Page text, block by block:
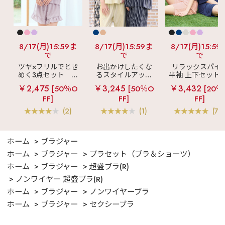
8/17(月)15:59ま
で
ツヤ×フリルでとき
めく3点セット
シ
ルキー ショートパ
ンツ 3点セット
￥2,475 [50％O
FF]
(2)
8/17(月)15:59ま
で
お出かけしたくな
るスタイルアップ
見え
ストライプ
フリル ロングパン
ツ 綿混 上下セット
￥3,245 [50％O
FF]
(1)
8/17(月)15:59
で
リラックスパイ
半袖 上下セット
女兼用サイズ)
￥3,432 [20
FF]
ホーム
ブラジャー
ホーム
ブラジャー
ブラセット（ブラ＆ショーツ）
ホーム
ブラジャー
超盛ブラ(R)
ノンワイヤー 超盛ブラ(R)
ホーム
ブラジャー
ノンワイヤーブラ
ホーム
ブラジャー セクシーブラ